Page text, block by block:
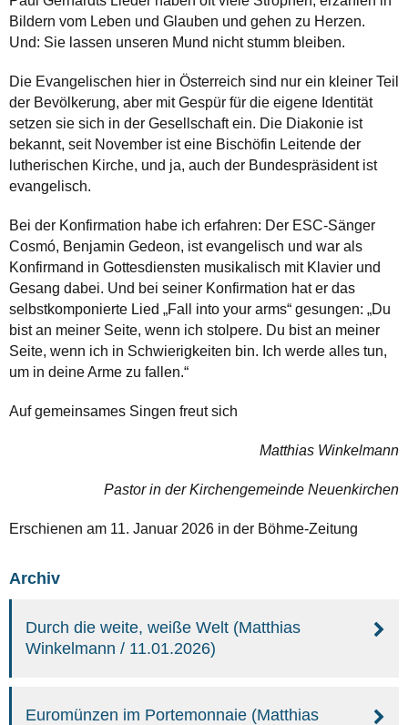
Bildern vom Leben und Glauben und gehen zu Herzen.
Und: Sie lassen unseren Mund nicht stumm bleiben.
Die Evangelischen hier in Österreich sind nur ein kleiner Teil
der Bevölkerung, aber mit Gespür für die eigene Identität
setzen sie sich in der Gesellschaft ein. Die Diakonie ist
bekannt, seit November ist eine Bischöfin Leitende der
lutherischen Kirche, und ja, auch der Bundespräsident ist
evangelisch.
Bei der Konfirmation habe ich erfahren: Der ESC-Sänger
Cosmó, Benjamin Gedeon, ist evangelisch und war als
Konfirmand in Gottesdiensten musikalisch mit Klavier und
Gesang dabei. Und bei seiner Konfirmation hat er das
selbstkomponierte Lied „Fall into your arms“ gesungen: „Du
bist an meiner Seite, wenn ich stolpere. Du bist an meiner
Seite, wenn ich in Schwierigkeiten bin. Ich werde alles tun,
um in deine Arme zu fallen.“
Auf gemeinsames Singen freut sich
Matthias Winkelmann
Pastor in der Kirchengemeinde Neuenkirchen
Erschienen am 11. Januar 2026 in der Böhme-Zeitung
Archiv
Durch die weite, weiße Welt (Matthias
Winkelmann / 11.01.2026)
Euromünzen im Portemonnaie (Matthias